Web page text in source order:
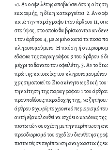
«1. Αν ο οφειλέτης αποβιώσει όσο η
εκκρεμής, η δίκη καταργείται. 2. Αν ο
κατά την παράγραφο 1 του άρθρου 11, οι
στο ύψος, στο οποίο θα βρίσκονταν αν
1 του άρθρου 4, μειωμένο κατά τα ποσά
κληρονομούμενο. Η παύση ή ο
εδάφια της παραγράφου 3 του άρθρου 6
μέχρι το θάνατο του οφειλέτη. 3. Αν το
πρώτης κατοικίας του
χρησιμοποιεί το ίδιο ακίνητο ως δική
την αίτηση της παραγράφου 1 του
προϋποθέσεις παραδοχής της, να
άρθρου 9 χωρίς το χρονικό περιορισμό
αυτή εξακολουθεί να ισχύει ο κανόνας
πιστωτών σε σχέση με την περίπτωση
προσδιορισμό του σχεδίου διευθέτησης
πιστωτές σε περίπτωση αναγκαστικής